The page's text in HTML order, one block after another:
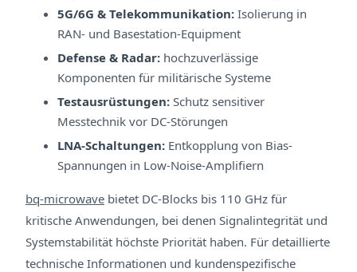
5G/6G & Telekommunikation: Isolierung in
RAN- und Basestation-Equipment
Defense & Radar: hochzuverlässige
Komponenten für militärische Systeme
Testausrüstungen: Schutz sensitiver
Messtechnik vor DC-Störungen
LNA-Schaltungen: Entkopplung von Bias-
Spannungen in Low-Noise-Amplifiern
bq-microwave bietet DC-Blocks bis 110 GHz für
kritische Anwendungen, bei denen Signalintegrität und
Systemstabilität höchste Priorität haben. Für detaillierte
technische Informationen und kundenspezifische